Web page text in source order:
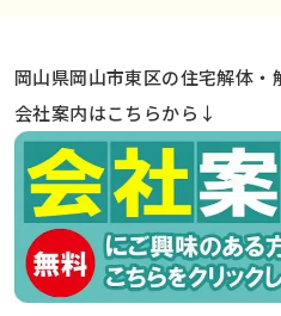
岡山県岡山市東区の住宅解体
会社案内はこちらから↓